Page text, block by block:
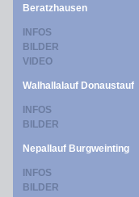
Beratzhausen
INFOS
BILDER
VIDEO
Walhallalauf Donaustauf
INFOS
BILDER
Nepallauf Burgweinting
INFOS
BILDER